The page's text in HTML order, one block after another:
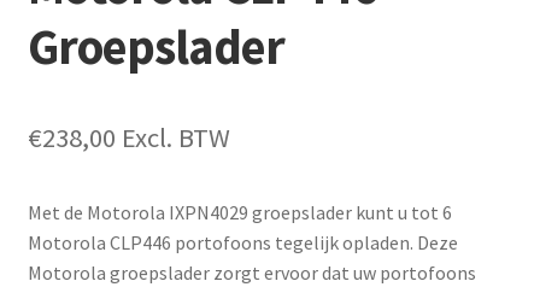
Groepslader
€238,00 Excl. BTW
Met de Motorola IXPN4029 groepslader kunt u tot 6
Motorola CLP446 portofoons tegelijk opladen. Deze
Motorola groepslader zorgt ervoor dat uw portofoons